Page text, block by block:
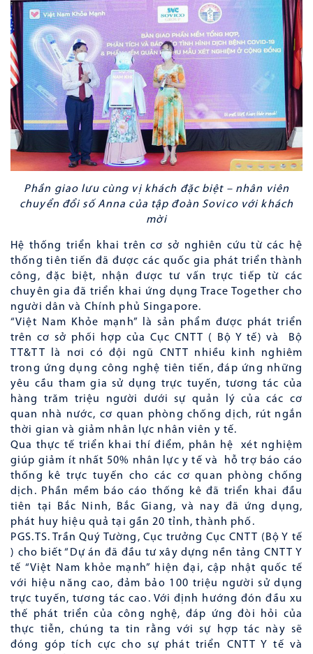
Phần giao lưu cùng vị khách đặc biệt – nhân viên
chuyển đổi số Anna của tập đoàn Sovico với khách
mời
Hệ thống triển khai trên cơ sở nghiên cứu từ các hệ
thống tiên tiến đã được các quốc gia phát triển thành
công, đặc biệt, nhận được tư vấn trực tiếp từ các
chuyên gia đã triển khai ứng dụng Trace Together cho
người dân và Chính phủ Singapore.
“Việt Nam Khỏe mạnh” là sản phẩm được phát triển
trên cơ sở phối hợp của Cục CNTT ( Bộ Y tế) và Bộ
TT&TT là nơi có đội ngũ CNTT nhiều kinh nghiêm
trong ứng dụng công nghệ tiên tiến, đáp ứng những
yêu cầu tham gia sử dụng trực tuyến, tương tác của
hàng trăm triệu người dưới sự quản lý của các cơ
quan nhà nước, cơ quan phòng chống dịch, rút ngắn
thời gian và giảm nhân lực nhân viên y tế.
Qua thực tế triển khai thí điểm, phân hệ xét nghiệm
giúp giảm ít nhất 50% nhân lực y tế và hỗ trợ báo cáo
thống kê trực tuyến cho các cơ quan phòng chống
dịch. Phần mềm báo cáo thống kê đã triển khai đầu
tiên tại Bắc Ninh, Bắc Giang, và nay đã ứng dụng,
phát huy hiệu quả tại gần 20 tỉnh, thành phố.
PGS.TS. Trần Quý Tường, Cục trưởng Cục CNTT (Bộ Y tế
) cho biết “Dự án đã đầu tư xây dựng nền tảng CNTT Y
tế “Việt Nam khỏe mạnh” hiện đại, cập nhật quốc tế
với hiệu năng cao, đảm bảo 100 triệu người sử dụng
trực tuyến, tương tác cao. Với định hướng đón đầu xu
thế phát triển của công nghệ, đáp ứng đòi hỏi của
thực tiễn, chúng ta tin rằng với sự hợp tác này sẽ
đóng góp tích cực cho sự phát triển CNTT Y tế và